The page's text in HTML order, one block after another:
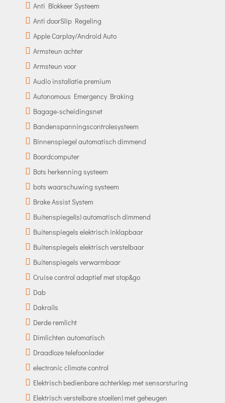
Anti Blokkeer Systeem
Anti doorSlip Regeling
Apple Carplay/Android Auto
Armsteun achter
Armsteun voor
Audio installatie premium
Autonomous Emergency Braking
Bagage-scheidingsnet
Bandenspanningscontrolesysteem
Binnenspiegel automatisch dimmend
Boordcomputer
Bots herkenning systeem
bots waarschuwing systeem
Brake Assist System
Buitenspiegel(s) automatisch dimmend
Buitenspiegels elektrisch inklapbaar
Buitenspiegels elektrisch verstelbaar
Buitenspiegels verwarmbaar
Cruise control adaptief met stop&go
Dab
Dakrails
Derde remlicht
Dimlichten automatisch
Draadloze telefoonlader
electronic climate control
Elektrisch bedienbare achterklep met sensorsturing
Elektrisch verstelbare stoel(en) met geheugen